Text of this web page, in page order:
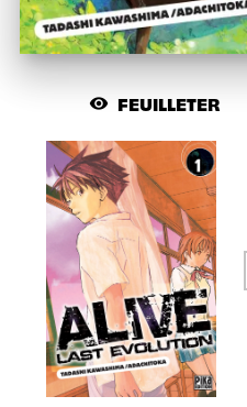
visibility FEUILLETER